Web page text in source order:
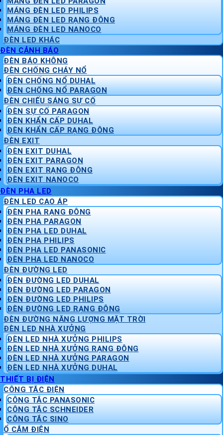
MÁNG ĐÈN LED PHILIPS
MÁNG ĐÈN LED RẠNG ĐÔNG
MÁNG ĐÈN LED NANOCO
ĐÈN LED KHÁC
ĐÈN CẢNH BÁO
ĐÈN BÁO KHÔNG
ĐÈN CHỐNG CHÁY NỔ
ĐÈN CHỐNG NỔ DUHAL
ĐÈN CHỐNG NỔ PARAGON
ĐÈN CHIẾU SÁNG SỰ CỐ
ĐÈN SỰ CỐ PARAGON
ĐÈN KHẨN CẤP DUHAL
ĐÈN KHẨN CẤP RẠNG ĐÔNG
ĐÈN EXIT
ĐÈN EXIT DUHAL
ĐÈN EXIT PARAGON
ĐÈN EXIT RẠNG ĐÔNG
ĐÈN EXIT NANOCO
ĐÈN PHA LED
ĐÈN LED CAO ÁP
ĐÈN PHA RẠNG ĐÔNG
ĐÈN PHA PARAGON
ĐÈN PHA LED DUHAL
ĐÈN PHA PHILIPS
ĐÈN PHA LED PANASONIC
ĐÈN PHA LED NANOCO
ĐÈN ĐƯỜNG LED
ĐÈN ĐƯỜNG LED DUHAL
ĐÈN ĐƯỜNG LED PARAGON
ĐÈN ĐƯỜNG LED PHILIPS
ĐÈN ĐƯỜNG LED RẠNG ĐÔNG
ĐÈN ĐƯỜNG NĂNG LƯỢNG MẶT TRỜI
ĐÈN LED NHÀ XƯỞNG
ĐÈN LED NHÀ XƯỞNG PHILIPS
ĐÈN LED NHÀ XƯỞNG RẠNG ĐÔNG
ĐÈN LED NHÀ XƯỞNG PARAGON
ĐÈN LED NHÀ XƯỞNG DUHAL
THIẾT BỊ ĐIỆN
CÔNG TẮC ĐIỆN
CÔNG TẮC PANASONIC
CÔNG TẮC SCHNEIDER
CÔNG TẮC SINO
Ổ CẮM ĐIỆN